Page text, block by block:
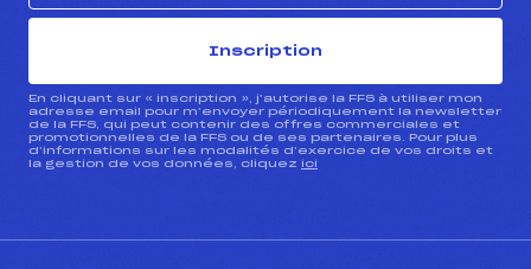
Inscription
En cliquant sur « inscription », j’autorise la FFS à utiliser mon
adresse email pour m’envoyer périodiquement la newsletter
de la FFS, qui peut contenir des offres commerciales et
promotionnelles de la FFS ou de ses partenaires. Pour plus
d’informations sur les modalités d’exercice de vos droits et
la gestion de vos données, cliquez ici